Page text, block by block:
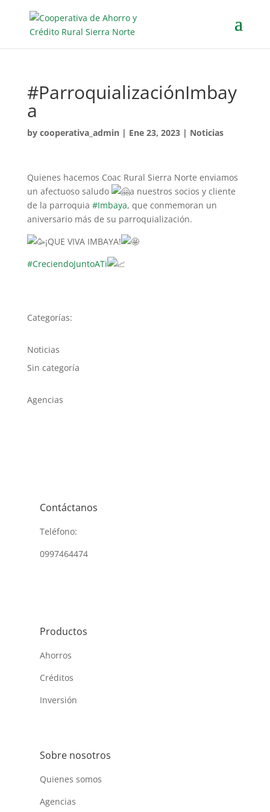
#ParroquializaciónImbay
a
by cooperativa_admin| Ene 23, 2023| Noticias
Quienes hacemos Coac Rural Sierra Norte enviamos
un afectuoso saludo
a nuestros socios y cliente
de la parroquia #Imbaya, que conmemoran un
aniversario más de su parroquialización.
¡QUE VIVA IMBAYA!
#CreciendoJuntoATi
Categorías:
Noticias
Sin categoría
Agencias
Contáctanos
Teléfono:
0997464474
Productos
Ahorros
Créditos
Inversión
Sobre nosotros
Quienes somos
Agencias